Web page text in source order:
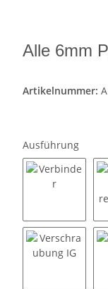
Alle 6mm
Artikelnummer:
Ausführung
Verbinder